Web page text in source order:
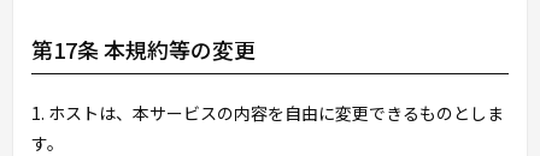
第17条 本規約等の変更
1. ホストは、本サービスの内容を自由に変更できるものとしま
す。